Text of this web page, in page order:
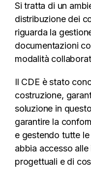
Si tratta di un
distribuzione dei
riguarda la
documentazioni
modalità
Il CDE è stato
costruzione,
soluzione in
garantire la
e gestendo tutte
abbia accesso
progettuali e di